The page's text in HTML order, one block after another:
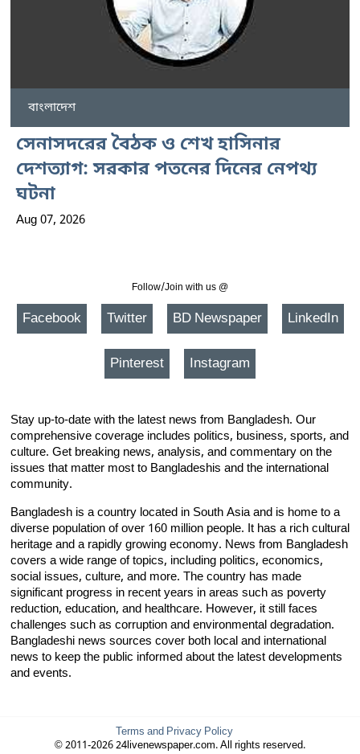
বাংলাদেশ
সেনাসদরের বৈঠক ও শেখ হাসিনার
দেশত্যাগ: সরকার পতনের দিনের নেপথ্য
ঘটনা
Aug 07, 2026
Follow/Join with us @
Facebook Twitter BD Newspaper LinkedIn
Pinterest Instagram
Stay up-to-date with the latest news from Bangladesh. Our
comprehensive coverage includes politics, business, sports, and
culture. Get breaking news, analysis, and commentary on the
issues that matter most to Bangladeshis and the international
community.
Bangladesh is a country located in South Asia and is home to a
diverse population of over 160 million people. It has a rich cultural
heritage and a rapidly growing economy. News from Bangladesh
covers a wide range of topics, including politics, economics,
social issues, culture, and more. The country has made
significant progress in recent years in areas such as poverty
reduction, education, and healthcare. However, it still faces
challenges such as corruption and environmental degradation.
Bangladeshi news sources cover both local and international
news to keep the public informed about the latest developments
and events.
Terms and Privacy Policy
© 2011-2026 24livenewspaper.com. All rights reserved.